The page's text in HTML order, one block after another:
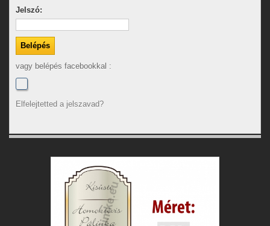
Jelszó:
vagy belépés facebookkal :
Elfelejtetted a jelszavad?